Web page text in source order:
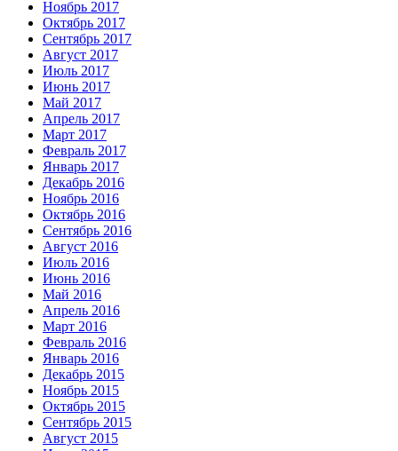
Ноябрь 2017
Октябрь 2017
Сентябрь 2017
Август 2017
Июль 2017
Июнь 2017
Май 2017
Апрель 2017
Март 2017
Февраль 2017
Январь 2017
Декабрь 2016
Ноябрь 2016
Октябрь 2016
Сентябрь 2016
Август 2016
Июль 2016
Июнь 2016
Май 2016
Апрель 2016
Март 2016
Февраль 2016
Январь 2016
Декабрь 2015
Ноябрь 2015
Октябрь 2015
Сентябрь 2015
Август 2015